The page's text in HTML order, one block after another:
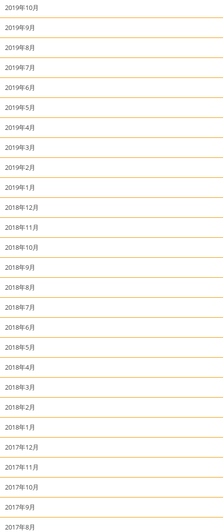
2019年10月
2019年9月
2019年8月
2019年7月
2019年6月
2019年5月
2019年4月
2019年3月
2019年2月
2019年1月
2018年12月
2018年11月
2018年10月
2018年9月
2018年8月
2018年7月
2018年6月
2018年5月
2018年4月
2018年3月
2018年2月
2018年1月
2017年12月
2017年11月
2017年10月
2017年9月
2017年8月